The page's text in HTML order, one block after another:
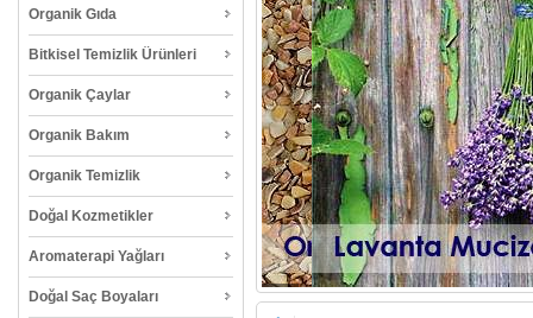
Organik Gıda
Bitkisel Temizlik Ürünleri
Organik Çaylar
Organik Bakım
Organik Temizlik
Doğal Kozmetikler
Aromaterapi Yağları
Doğal Saç Boyaları